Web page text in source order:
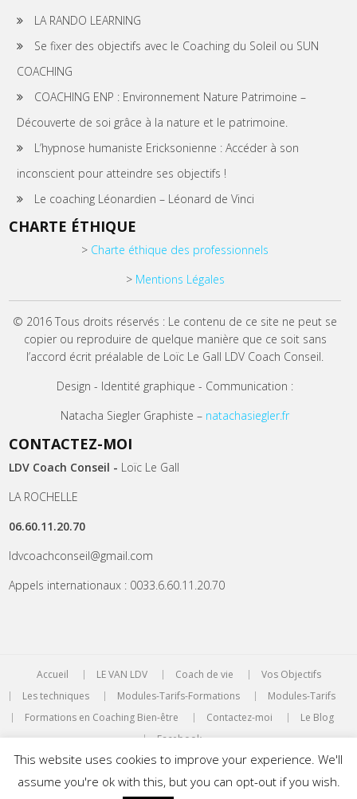
LA RANDO LEARNING
Se fixer des objectifs avec le Coaching du Soleil ou SUN
COACHING
COACHING ENP : Environnement Nature Patrimoine –
Découverte de soi grâce à la nature et le patrimoine.
L’hypnose humaniste Ericksonienne : Accéder à son
inconscient pour atteindre ses objectifs !
Le coaching Léonardien – Léonard de Vinci
CHARTE ÉTHIQUE
> Charte éthique des professionnels
> Mentions Légales
© 2016 Tous droits réservés : Le contenu de ce site ne peut se
copier ou reproduire de quelque manière que ce soit sans
l’accord écrit préalable de Loïc Le Gall LDV Coach Conseil.
Design - Identité graphique - Communication :
Natacha Siegler Graphiste – natachasiegler.fr
CONTACTEZ-MOI
LDV Coach Conseil - Loïc Le Gall
LA ROCHELLE
06.60.11.20.70
ldvcoachconseil@gmail.com
Appels internationaux : 0033.6.60.11.20.70
Accueil LE VAN LDV Coach de vie
Vos Objectifs
Les techniques
Modules-Tarifs-Formations
Modules-Tarifs
Formations en Coaching Bien-être
Contactez-moi
Le Blog
Facebook
WordPress Theme:AccessPress Root by AccessPress Themes
This website uses cookies to improve your experience. We'll
assume you're ok with this, but you can opt-out if you wish.